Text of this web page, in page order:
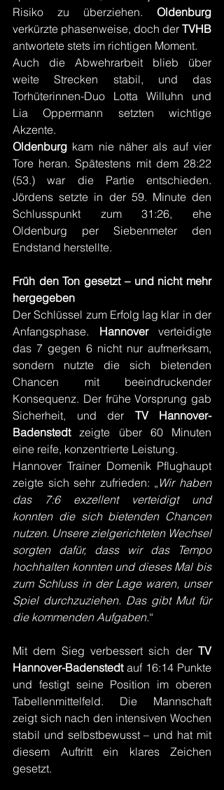
Risiko zu überziehen.
verkürzte phasenweise, doch der
antwortete stets im richtigen Moment.
Auch die Abwehrarbeit blieb über
weite Strecken stabil, und das
Torhüterinnen-Duo Lotta Willuhn und
Lia Oppermann setzten wichtige
Akzente.
Oldenburg kam nie näher als auf vier
Tore heran. Spätestens mit dem 28:22
(53.) war die Partie entschieden.
Jördens setzte in der 59. Minute den
Schlusspunkt zum 31:26, ehe
Oldenburg per Siebenmeter den
Endstand herstellte.
Früh den Ton gesetzt – und nicht mehr
hergegeben
Der Schlüssel zum Erfolg lag klar in der
Anfangsphase. Hannover verteidigte
das 7 gegen 6 nicht nur aufmerksam,
sondern nutzte die sich bietenden
Chancen mit beeindruckender
Konsequenz. Der frühe Vorsprung gab
Sicherheit, und der TV Hannover-
Badenstedt zeigte über 60 Minuten
eine reife, konzentrierte Leistung.
Hannover Trainer Domenik Pflughaupt
zeigte sich sehr zufrieden: „ Wir haben
das 7:6 exzellent verteidigt und
konnten die sich bietenden Chancen
nutzen. Unsere zielgerichteten Wechsel
sorgten dafür, dass wir das Tempo
hochhalten konnten und dieses Mal bis
zum Schluss in der Lage waren, unser
Spiel durchzuziehen. Das gibt Mut für
die kommenden Aufgaben.“
Mit dem Sieg verbessert sich der TV
Hannover-Badenstedt auf 16:14 Punkte
und festigt seine Position im oberen
Tabellenmittelfeld. Die Mannschaft
zeigt sich nach den intensiven Wochen
stabil und selbstbewusst – und hat mit
diesem Auftritt ein klares Zeichen
gesetzt.